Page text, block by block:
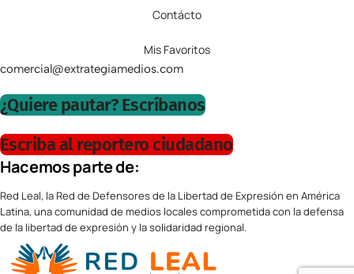
Contácto
Mis Favoritos
comercial@extrategiamedios.com
¿Quiere pautar? Escríbanos
Escriba al reportero ciudadano
Hacemos parte de:
Red Leal, la Red de Defensores de la Libertad de Expresión en América
Latina, una comunidad de medios locales comprometida con la defensa
de la libertad de expresión y la solidaridad regional.